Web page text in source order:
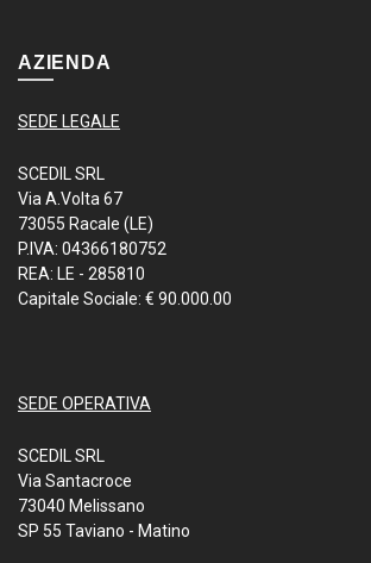
AZIENDA
SEDE LEGALE
SCEDIL SRL
Via A.Volta 67
73055 Racale (LE)
P.IVA: 04366180752
REA: LE - 285810
Capitale Sociale: € 90.000.00
SEDE OPERATIVA
SCEDIL SRL
Via Santacroce
73040 Melissano
SP 55 Taviano - Matino